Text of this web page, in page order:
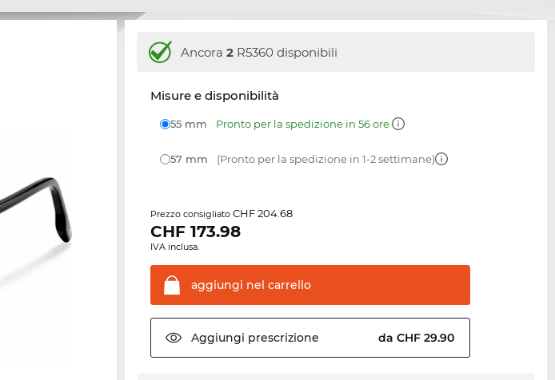
Ancora2 R5360 disponibili
Misure e disponibilità
55 mm Pronto per la spedizione in 56 ore
57 mm (Pronto per la spedizione in 1-2 settimane)
Prezzo consigliatoCHF 204.68
CHF173.98
IVA inclusa.
aggiungi nel carrello
Aggiungi prescrizione da CHF 29.90